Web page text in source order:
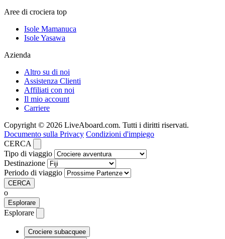
Aree di crociera top
Isole Mamanuca
Isole Yasawa
Azienda
Altro su di noi
Assistenza Clienti
Affiliati con noi
Il mio account
Carriere
Copyright © 2026 LiveAboard.com. Tutti i diritti riservati.
Documento sulla Privacy Condizioni d'impiego
CERCA
Tipo di viaggio
Destinazione
Periodo di viaggio
CERCA
o
Esplorare
Esplorare
Crociere subacquee